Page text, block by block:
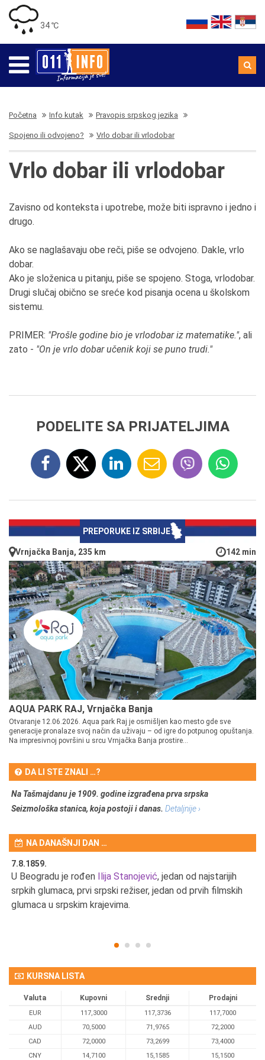
34 ℃
Početna Info kutak Pravopis srpskog jezika
Spojeno ili odvojeno? Vrlo dobar ili vrlodobar
Vrlo dobar ili vrlodobar
Zavisno od konteksta i upotrebe, može biti ispravno i jedno i
drugo.
Ako se naglašavaju obe reči, piše se odvojeno. Dakle, vrlo
dobar.
Ako je složenica u pitanju, piše se spojeno. Stoga, vrlodobar.
Drugi slučaj obično se sreće kod pisanja ocena u školskom
sistemu.
PRIMER: "Prošle godine bio je vrlodobar iz matematike.", ali
zato - "On je vrlo dobar učenik koji se puno trudi."
PODELITE SA PRIJATELJIMA
PREPORUKE IZ SRBIJE
Vrnjačka Banja, 235 km 142 min
AQUA PARK RAJ, Vrnjačka Banja
Otvaranje 12.06.2026. Aqua park Raj je osmišljen kao mesto gde sve
generacije pronalaze svoj način da uživaju – od igre do potpunog opuštanja.
Na impresivnoj površini u srcu Vrnjačka Banja prostire...
DA LI STE ZNALI …?
Na Tašmajdanu je 1909. godine izgrađena prva srpska
Seizmološka stanica, koja postoji i danas. Detaljnije ›
NA DANAŠNJI DAN …
7.8.1859.
U Beogradu je rođen Ilija Stanojević, jedan od najstarijih
srpkih glumaca, prvi srpski režiser, jedan od prvih filmskih
glumaca u srpskim krajevima.
KURSNA LISTA
Valuta Kupovni Srednji Prodajni
EUR 117,3000 117,3736
117,7000
AUD
70,5000 71,9765
72,2000
CAD
72,0000 73,2699
73,4000
CNY
14,7100 15,1585 15,1500